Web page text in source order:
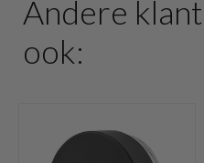
Andere
ook: